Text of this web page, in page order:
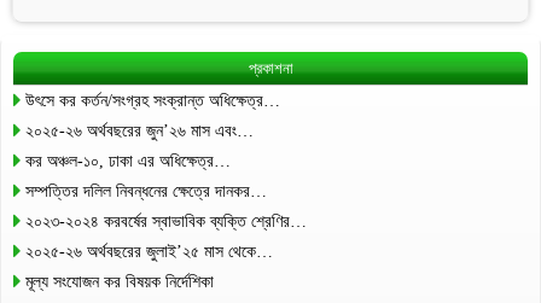
প্রকাশনা
উৎসে কর কর্তন/সংগ্রহ সংক্রান্ত অধিক্ষেত্র…
২০২৫-২৬ অর্থবছরের জুন’২৬ মাস এবং…
কর অঞ্চল-১০, ঢাকা এর অধিক্ষেত্র…
সম্পত্তির দলিল নিবন্ধনের ক্ষেত্রে দানকর…
২০২৩-২০২৪ করবর্ষের স্বাভাবিক ব্যক্তি শ্রেণির…
২০২৫-২৬ অর্থবছরের জুলাই’২৫ মাস থেকে…
মূল্য সংযোজন কর বিষয়ক নির্দেশিকা